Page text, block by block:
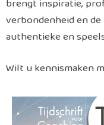
verbondenheid en
authentieke en
Wilt u kennismaken